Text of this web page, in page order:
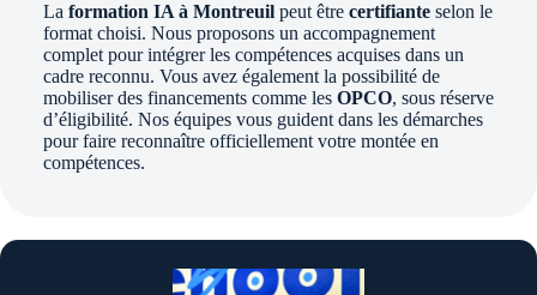
La formation IA à Montreuil peut être certifiante selon le
format choisi. Nous proposons un accompagnement
complet pour intégrer les compétences acquises dans un
cadre reconnu. Vous avez également la possibilité de
mobiliser des financements comme les OPCO, sous réserve
d’éligibilité. Nos équipes vous guident dans les démarches
pour faire reconnaître officiellement votre montée en
compétences.